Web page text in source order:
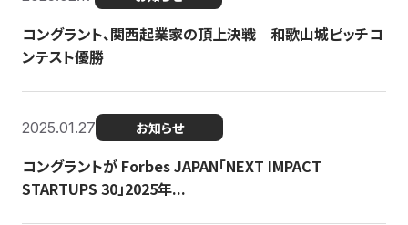
コングラント、関西起業家の頂上決戦 和歌山城ピッチコ
ンテスト優勝
2025.01.27 お知らせ
コングラントが Forbes JAPAN「NEXT IMPACT
STARTUPS 30」2025年...